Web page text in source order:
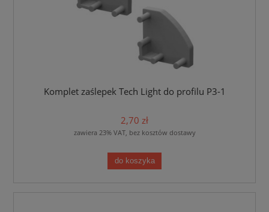
Komplet zaślepek Tech Light do profilu P3-1
2,70 zł
zawiera 23% VAT, bez kosztów dostawy
do koszyka